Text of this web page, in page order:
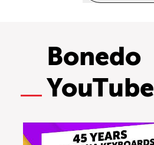
Bonedo
YouTube